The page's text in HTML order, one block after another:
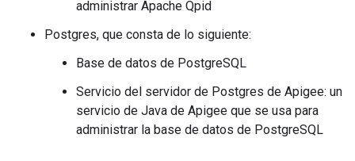
administrar Apache Qpid
Postgres, que consta de lo siguiente:
Base de datos de PostgreSQL
Servicio del servidor de Postgres de Apigee: un
servicio de Java de Apigee que se usa para
administrar la base de datos de PostgreSQL